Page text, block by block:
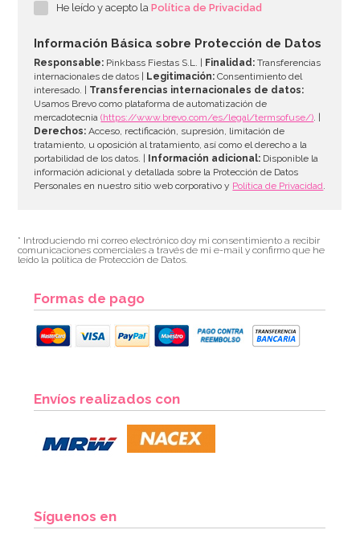
AÑADIR
He leído y acepto laPolítica de Privacidad
Información Básica sobre Protección de Datos
Responsable: Pinkbass Fiestas S.L. | Finalidad: Transferencias
internacionales de datos |
Legitimación: Consentimiento del
interesado. | Transferencias internacionales de datos:
Usamos Brevo como plataforma de automatización de
mercadotecnia(https://www.brevo.com/es/legal/termsofuse/). |
Derechos: Acceso, rectificación, supresión, limitación de
tratamiento, u oposición al tratamiento, así como el derecho a la
portabilidad de los datos. |
Información adicional: Disponible la
información adicional y detallada sobre la Protección de Datos
Personales en nuestro sitio web corporativo y Política de Privacidad.
* Introduciendo mi correo electrónico doy mi consentimiento a recibir
comunicaciones comerciales a través de mi e-mail y confirmo que he
leído la política de Protección de Datos.
Formas de pago
Envíos realizados con
Síguenos en